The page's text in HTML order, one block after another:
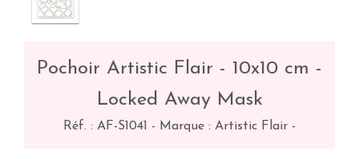
Pochoir Artistic Flair - 10x10 cm -
Locked Away Mask
Réf. : AF-S1041 - Marque : Artistic Flair -